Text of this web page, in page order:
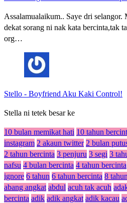
Assalamualaikum.. Saye dri selangor.
dekat sorang ni nak kata bercinta,tak
org…
Stello - Boyfriend Aku Kaki Control!
Stella ni tetek besar ke
10 bulan memikat hati 10 tahun
instagram 2 akaun twitter 2 bulan
2 tahun bercinta 3 penjuru 3 segi 3
nafsu 4 bulan bercinta 4 tahun bercinta
ignore 6 tahun 6 tahun bercinta 8
abang angkat abdul acuh tak acuh
bercinta adik adik angkat adik kacau